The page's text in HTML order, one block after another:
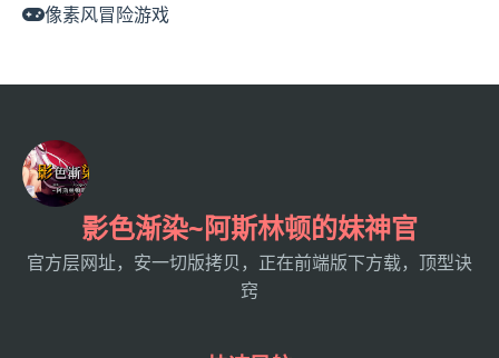
像素风冒险游戏
影色渐染~阿斯林顿的妹神官
官方层网址，安一切版拷贝，正在前端版下方载，顶型诀
窍